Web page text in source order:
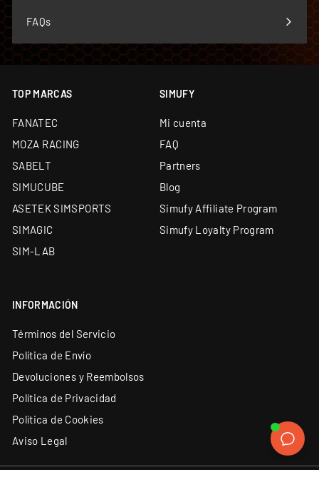
disponibles
FAQs
TOP MARCAS
FANATEC
MOZA RACING
SABELT
SIMUCUBE
ASETEK SIMSPORTS
SIMAGIC
SIM-LAB
SIMUFY
Mi cuenta
FAQ
Partners
Blog
Simufy Affiliate Program
Simufy Loyalty Program
INFORMACIÓN
Términos del Servicio
Política de Envío
Devoluciones y Reembolsos
Política de Privacidad
Política de Cookies
Aviso Legal